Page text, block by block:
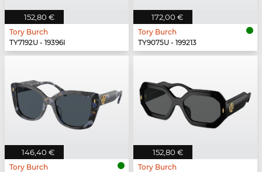
152,80 €
Tory Burch
TY7192U - 19396I
172,00 €
Tory Burch
TY9075U - 199213
146,40 €
Tory Burch
152,80 €
Tory Burch